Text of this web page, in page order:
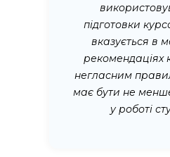
підготовки
вказується в
рекомендаціях
негласним
має бути не
у роботі